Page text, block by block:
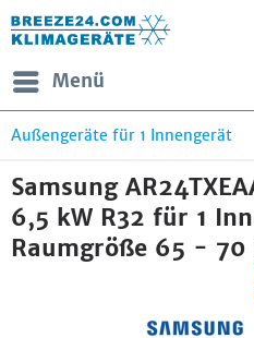
Menü
Außengeräte für 1 Innengerät
Samsung
6,5 kW R32 für 1
Raumgröße 65 - 70